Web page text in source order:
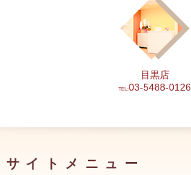
2023年11月
目黒店
TEL:03-5488-0126
サイトメニュー